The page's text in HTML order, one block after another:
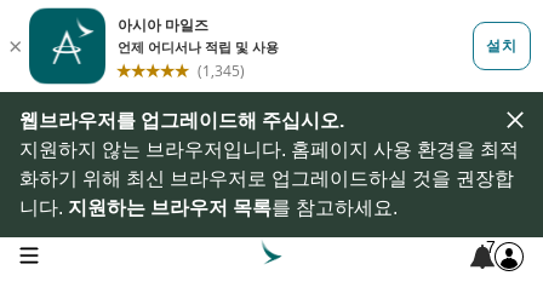
웹브라우저를 업그레이드해 주십시오.
지원하지 않는 브라우저입니다. 홈페이지 사용 환경을 최적
화하기 위해 최신 브라우저로 업그레이드하실 것을 권장합
니다. 지원하는 브라우저 목록를 참고하세요.
open navigation menu 7